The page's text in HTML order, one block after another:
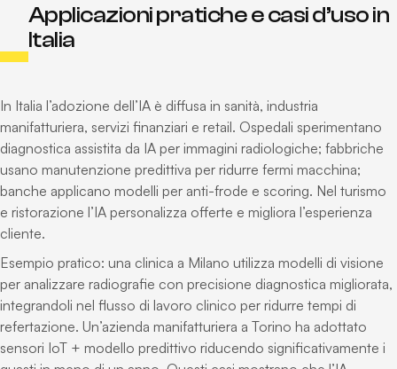
Applicazioni pratiche e casi d’uso in
Italia
In Italia l’adozione dell’IA è diffusa in sanità, industria
manifatturiera, servizi finanziari e retail. Ospedali sperimentano
diagnostica assistita da IA per immagini radiologiche; fabbriche
usano manutenzione predittiva per ridurre fermi macchina;
banche applicano modelli per anti-frode e scoring. Nel turismo
e ristorazione l’IA personalizza offerte e migliora l’esperienza
cliente.
Esempio pratico: una clinica a Milano utilizza modelli di visione
per analizzare radiografie con precisione diagnostica migliorata,
integrandoli nel flusso di lavoro clinico per ridurre tempi di
refertazione. Un’azienda manifatturiera a Torino ha adottato
sensori IoT + modello predittivo riducendo significativamente i